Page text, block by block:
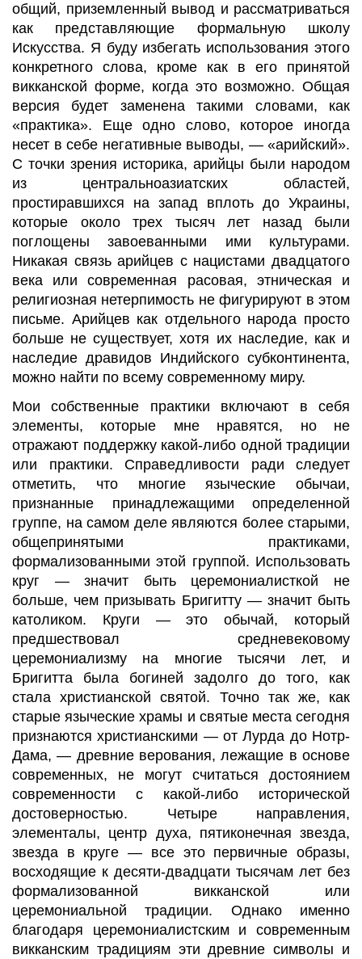
общий, приземленный вывод и рассматриваться
как представляющие формальную школу
Искусства. Я буду избегать использования этого
конкретного слова, кроме как в его принятой
викканской форме, когда это возможно. Общая
версия будет заменена такими словами, как
«практика». Еще одно слово, которое иногда
несет в себе негативные выводы, — «арийский».
С точки зрения историка, арийцы были народом
из центральноазиатских областей,
простиравшихся на запад вплоть до Украины,
которые около трех тысяч лет назад были
поглощены завоеванными ими культурами.
Никакая связь арийцев с нацистами двадцатого
века или современная расовая, этническая и
религиозная нетерпимость не фигурируют в этом
письме. Арийцев как отдельного народа просто
больше не существует, хотя их наследие, как и
наследие дравидов Индийского субконтинента,
можно найти по всему современному миру.
Мои собственные практики включают в себя
элементы, которые мне нравятся, но не
отражают поддержку какой-либо одной традиции
или практики. Справедливости ради следует
отметить, что многие языческие обычаи,
признанные принадлежащими определенной
группе, на самом деле являются более старыми,
общепринятыми практиками,
формализованными этой группой. Использовать
круг — значит быть церемониалисткой не
больше, чем призывать Бригитту — значит быть
католиком. Круги — это обычай, который
предшествовал средневековому
церемониализму на многие тысячи лет, и
Бригитта была богиней задолго до того, как
стала христианской святой. Точно так же, как
старые языческие храмы и святые места сегодня
признаются христианскими — отЛурда до Нотр-
Дама, — древние верования, лежащие в основе
современных, не могут считаться достоянием
современности с какой-либо исторической
достоверностью. Четыре направления,
элементалы, центр духа, пятиконечная звезда,
звезда в круге — все это первичные образы,
восходящие к десяти-двадцати тысячам лет без
формализованной викканской или
церемониальной традиции. Однако именно
благодаря церемониалистскими современным
викканским традициям эти древние символы и